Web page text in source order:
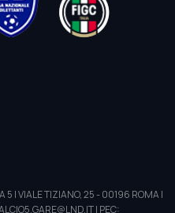
5 | VIALE TIZIANO, 25 - 00196 ROMA |
| PEC: